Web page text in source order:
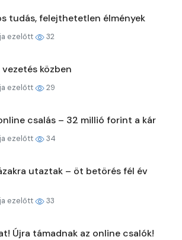
tudás, felejthetetlen élmények
ezelőtt 32
közben
ezelőtt 29
csalás – 32 millió forint a kár
ezelőtt 34
utaztak – öt betörés fél év
ezelőtt 33
Újra támadnak az online csalók!